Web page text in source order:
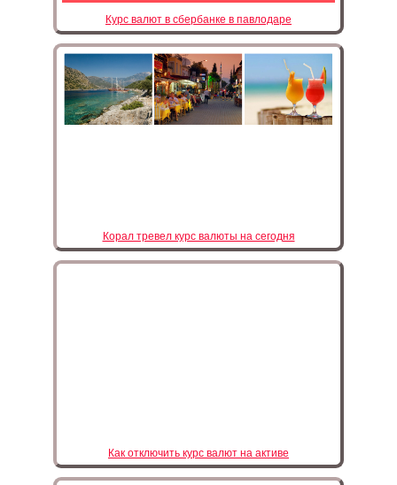
Курс валют в сбербанке в павлодаре
Корал тревел курс валюты на сегодня
Как отключить курс валют на активе